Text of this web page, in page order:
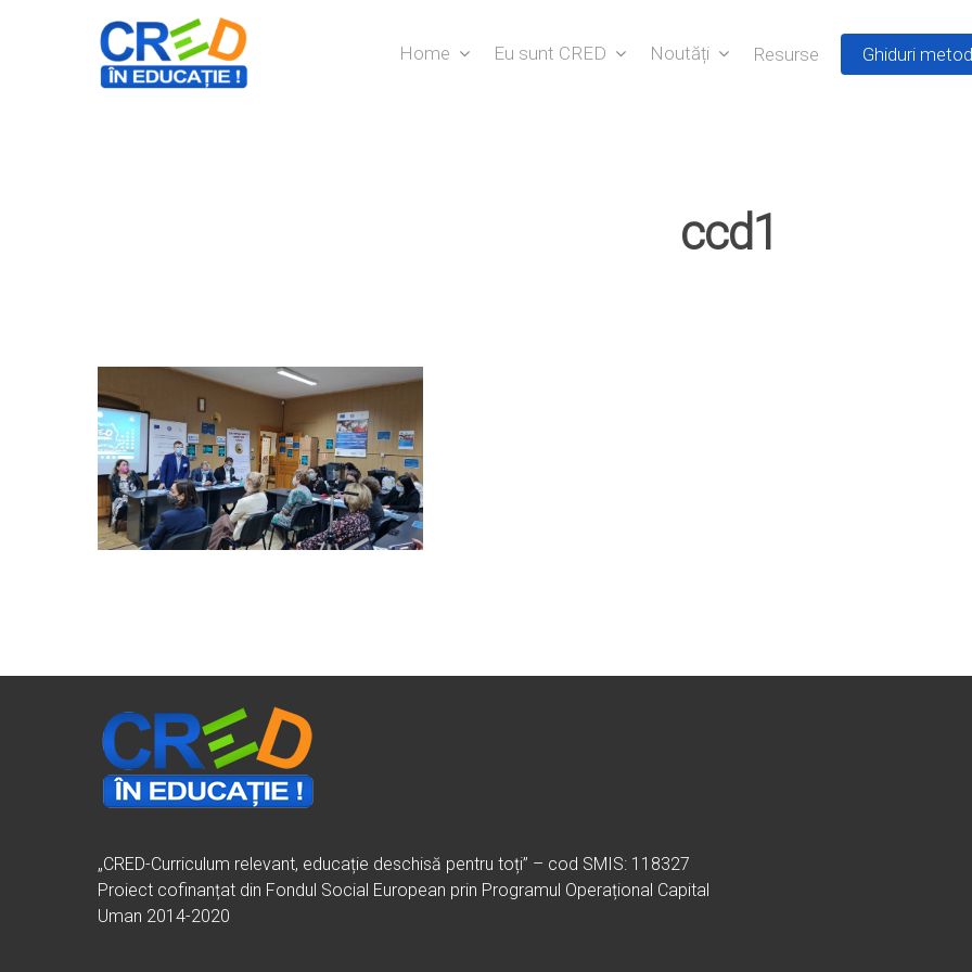
Home Eu sunt CRED Noutăți Resurse Ghiduri
ccd1
„CRED-Curriculum relevant, educație deschisă pentru toți” – cod SMIS: 118327
Proiect cofinanțat din Fondul Social European prin Programul Operațional Capital
Uman 2014-2020